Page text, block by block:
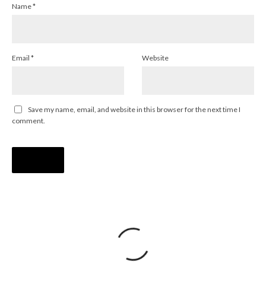
Name*
Email * Website
Save my name, email, and website in this browser for the next time I
comment.